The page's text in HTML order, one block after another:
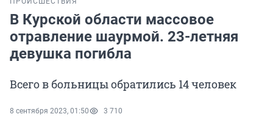
В Курской области массовое
отравление шаурмой. 23-летняя
девушка погибла
Всего в больницы обратились 14 человек
8 сентября 2023, 01:50 3 710